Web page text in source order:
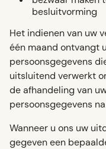
besluitvorming
Het indienen van uw
één maand ontvangt
persoonsgegevens
uitsluitend verwerkt
de afhandeling van
persoonsgegevens
Wanneer u ons uw
gegeven een